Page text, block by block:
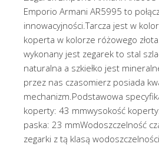
Emporio Armani AR5995 to
innowacyjności.Tarcza jest w
koperta w kolorze różowego
wykonany jest zegarek to stal
naturalna a szkiełko jest
przez nas czasomierz posiada
mechanizm.Podstawowa
koperty: 43 mmwysokość
paska: 23 mmWodoszczelność
zegarki z tą klasą